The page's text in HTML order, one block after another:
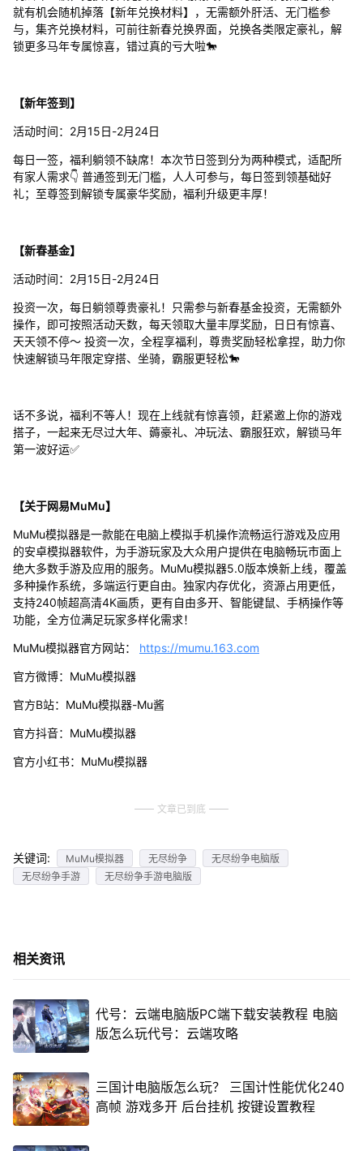
就有机会随机掉落【新年兑换材料】，无需额外肝活、无门槛参
与，集齐兑换材料，可前往新春兑换界面，兑换各类限定豪礼，解
锁更多马年专属惊喜，错过真的亏大啦🐎
【新年签到】
活动时间：2月15日-2月24日
每日一签，福利躺领不缺席！本次节日签到分为两种模式，适配所
有家人需求👇 普通签到无门槛，人人可参与，每日签到领基础好
礼；至尊签到解锁专属豪华奖励，福利升级更丰厚！
【新春基金】
活动时间：2月15日-2月24日
投资一次，每日躺领尊贵豪礼！只需参与新春基金投资，无需额外
操作，即可按照活动天数，每天领取大量丰厚奖励，日日有惊喜、
天天领不停～ 投资一次，全程享福利，尊贵奖励轻松拿捏，助力你
快速解锁马年限定穿搭、坐骑，霸服更轻松🐎
话不多说，福利不等人！现在上线就有惊喜领，赶紧邀上你的游戏
搭子，一起来无尽过大年、薅豪礼、冲玩法、霸服狂欢，解锁马年
第一波好运✅
【关于网易MuMu】
MuMu模拟器是一款能在电脑上模拟手机操作流畅运行游戏及应用
的安卓模拟器软件，为手游玩家及大众用户提供在电脑畅玩市面上
绝大多数手游及应用的服务。MuMu模拟器5.0版本焕新上线，覆盖
多种操作系统，多端运行更自由。独家内存优化，资源占用更低，
支持240帧超高清4K画质，更有自由多开、智能键鼠、手柄操作等
功能，全方位满足玩家多样化需求！
MuMu模拟器官方网站： https://mumu.163.com
官方微博：MuMu模拟器
官方B站：MuMu模拟器-Mu酱
官方抖音：MuMu模拟器
官方小红书：MuMu模拟器
文章已到底
关键词: MuMu模拟器 无尽纷争
无尽纷争电脑版
无尽纷争手游
无尽纷争手游电脑版
相关资讯
代号：云端电脑版PC端下载安装教程 电脑
版怎么玩代号：云端攻略
三国计电脑版怎么玩？ 三国计性能优化240
高帧 游戏多开 后台挂机 按键设置教程